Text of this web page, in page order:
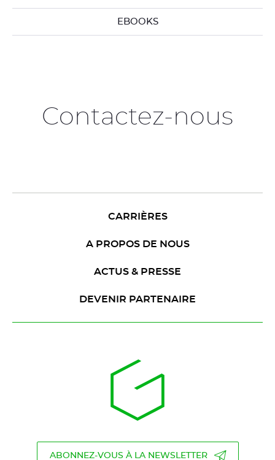
EBOOKS
Contactez-nous
CARRIÈRES
A PROPOS DE NOUS
ACTUS & PRESSE
DEVENIR PARTENAIRE
ABONNEZ-VOUS À LA NEWSLETTER